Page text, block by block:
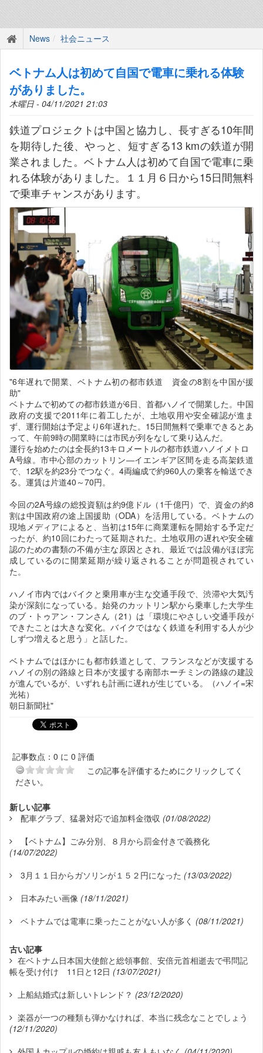
News 社会ニュース
ベトナム人は初めて自国で電車に乗れる体験
がありました。
木曜日 - 04/11/2021 21:03
鉄道プロジェクトは中国と協力し、長すぎる10年間
を期待した後、やっと、短すぎる13 kmの鉄道が開
業されました。ベトナム人は初めて自国で電車に乗
れる体験がありました。１１月６日から15日間無料
で乗車チャンスがあります。
"6年遅れで開業、ベトナム初の都市鉄道 資金の8割を中国が援
助"
ベトナムで初めての都市鉄道が6日、首都ハノイで開業した。中国
政府の支援で2011年に着工したが、土地収用や安全確認が進ま
ず、運行開始は予定より6年遅れた。15日間無料で乗車できるとあ
って、午前9時の開業時には市民が列をなして乗り込んだ。
運行を始めたのは全長約13キロメートルの都市鉄道ハノイメトロ
A号線。市中心部のカットリン―イエンギア区間を走る高架鉄道
で、12駅を約23分でつなぐ。4両編成で約960人の乗客を輸送でき
る。運賃は片道40～70円。
今回の2A号線の総投資額は約9億ドル（1千億円）で、資金の約8
割は中国政府の途上国援助（ODA）を活用している。ベトナムの
現地メディアによると、当初は15年に商業運転を開始する予定だ
ったが、約10回にわたって延期された。土地収用の遅れや安全確
認のための書類の不備が主な原因とされ、最近では設備がほぼ完
成しているのに開業延期が繰り返されることが問題視されてい
た。
ハノイ市内ではバイクと乗用車が主な交通手段で、渋滞や大気汚
染が深刻になっている。始発のカットリン駅から乗車した大学生
のブ・トゥアン・フンさん（21）は「環境にやさしい交通手段が
できたことは大きな変化。バイクではなく鉄道を利用する人が少
しずつ増えると思う」と話した。
ベトナムではほかにも都市鉄道として、フランスなどが支援する
ハノイの別の路線と日本が支援する南部ホーチミンの路線の建設
が進んでいるが、いずれも計画に遅れが生じている。（ハノイ=宋
光祐）
朝日新聞社"
記事数点：0 に 0 評価
この記事を評価するためにクリックしてく
ださい。
新しい記事
配車グラブ、猛暑対応で追加料金徴収 (01/08/2022)
【ベトナム】ごみ分別、８月から罰金付きで義務化
(14/07/2022)
3月１１日からガソリンが１５２円になった (13/03/2022)
日本みたい画像 (18/11/2021)
ベトナムでは電車に乗ったことがない人が多く (08/11/2021)
古い記事
在ベトナム日本国大使館と総領事館、安倍元首相逝去で弔問記
帳を受け付け 11日と12日 (13/07/2021)
上船結婚式は新しいトレンド？ (23/12/2020)
楽器が一つの種類も弾かなければ、本当に残念なことでしょう
(12/11/2020)